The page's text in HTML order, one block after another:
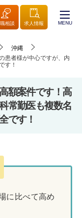
相談 求人情報 MENU
沖縄
患者様が中心ですが、内
す！
額案件です！高
常勤医も複数名
です！
に比べて高め